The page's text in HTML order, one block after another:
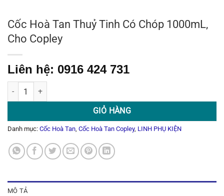
Cốc Hoà Tan Thuỷ Tinh Có Chóp 1000mL,
Cho Copley
Liên hệ: 0916 424 731
Cốc Hoà Tan Thuỷ Tinh Có Chóp 1000mL, Cho Copley số lượng
GIỎ HÀNG
Danh mục: Cốc Hoà Tan, Cốc Hoà Tan Copley, LINH PHỤ KIỆN
MÔ TẢ